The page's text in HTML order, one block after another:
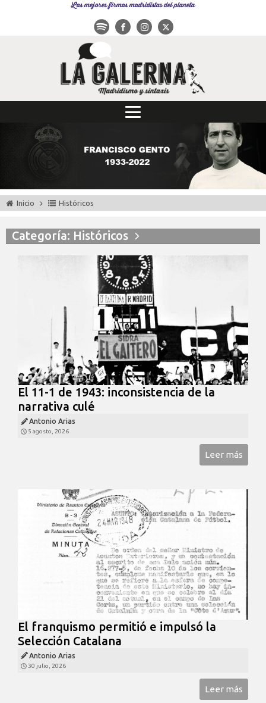
Las mejores firmas madridistas del planeta
Inicio Históricos
Categoría: Históricos
El 11-1 de 1943: inconsistencia de la
narrativa culé
Antonio Arias
5 agosto, 2026
Leer más
El franquismo permitió e impulsó la
Selección Catalana
Antonio Arias
30 julio, 2026
Leer más